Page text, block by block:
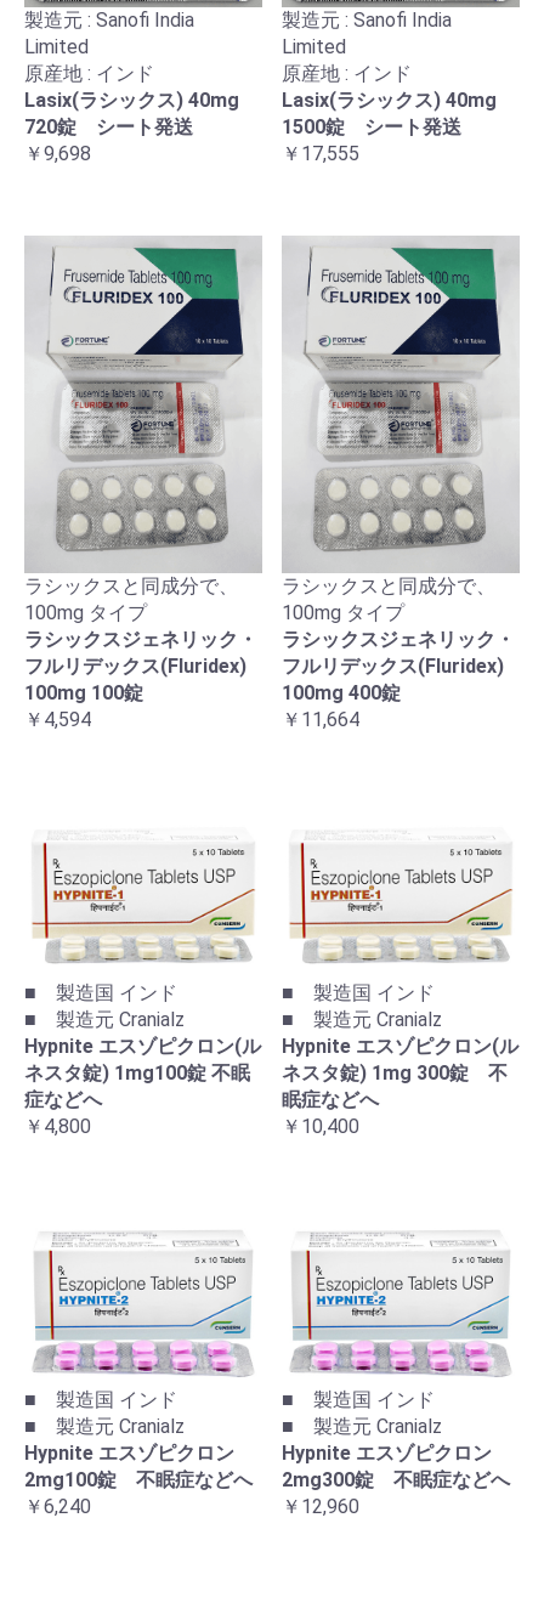
製造元 : Sanofi India
Limited
原産地 : インド
Lasix(ラシックス) 40mg
720錠 シート発送
￥9,698
製造元 : Sanofi India
Limited
原産地 : インド
Lasix(ラシックス) 40mg
1500錠 シート発送
￥17,555
ラシックスと同成分で、
100mg タイプ
ラシックスジェネリック・
フルリデックス(Fluridex)
100mg 100錠
￥4,594
ラシックスと同成分で、
100mg タイプ
ラシックスジェネリック・
フルリデックス(Fluridex)
100mg 400錠
￥11,664
■ 製造国 インド
■ 製造元 Cranialz
Hypnite エスゾピクロン(ル
ネスタ錠) 1mg100錠 不眠
症などへ
￥4,800
■ 製造国 インド
■ 製造元 Cranialz
Hypnite エスゾピクロン(ル
ネスタ錠) 1mg 300錠 不
眠症などへ
￥10,400
■ 製造国 インド
■ 製造元 Cranialz
Hypnite エスゾピクロン
2mg100錠 不眠症などへ
￥6,240
■ 製造国 インド
■ 製造元 Cranialz
Hypnite エスゾピクロン
2mg300錠 不眠症などへ
￥12,960